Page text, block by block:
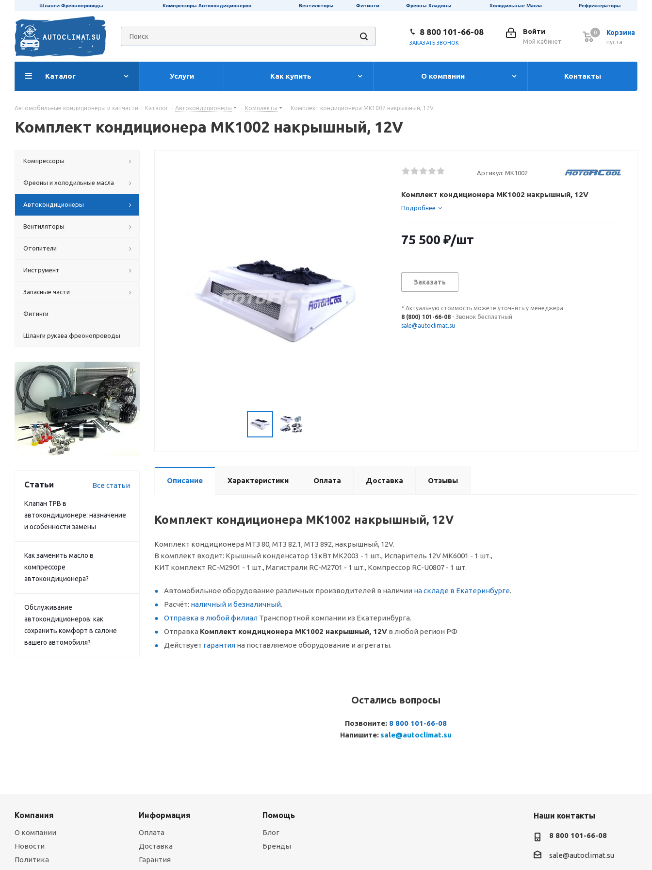
Шланги Фреонопроводы Компрессоры Автокондиционеров Вентиляторы Фитинги Фреоны Хладоны Холодильные Масла Рефрижераторы
Корзина
0
пуста
0
Войти
Мой кабинет
8 800 101-66-08
ЗАКАЗАТЬ ЗВОНОК
Каталог Услуги Как купить О компании Контакты
Автомобильные кондиционеры и запчасти - Каталог - Автокондиционеры - Комплекты - Комплект кондиционера МК1002 накрышный, 12V
Комплект кондиционера МК1002 накрышный, 12V
Артикул: МК1002
Комплект кондиционера МК1002 накрышный, 12V
Подробнее
75 500 ₽/шт
Заказать
* Актуальную стоимость можете уточнить у менеджера
8 (800) 101-66-08 - Звонок бесплатный
sale@autoclimat.su
Описание Характеристики Оплата Доставка Отзывы
Комплект кондиционера МК1002 накрышный, 12V
Комплект кондиционера МТЗ 80, МТЗ 82.1, МТЗ 892, накрышный, 12V.
В комплект входит: Крышный конденсатор 13кВт МК2003 - 1 шт., Испаритель 12V МК6001 - 1 шт.,
КИТ комплект RC-M2901 - 1 шт., Магистрали RC-M2701 - 1 шт., Компрессор RC-U0807 - 1 шт.
Автомобильное оборудование различных производителей в наличии на складе в Екатеринбурге.
Расчёт: наличный и безналичный.
Отправка в любой филиал Транспортной компании из Екатеринбурга.
Отправка Комплект кондиционера МК1002 накрышный, 12V в любой регион РФ
Действует гарантия на поставляемое оборудование и агрегаты.
Остались вопросы
Позвоните: 8 800 101-66-08
Напишите: sale@autoclimat.su
Компрессоры
Фреоны и холодильные масла
Автокондиционеры
Вентиляторы
Отопители
Инструмент
Запасные части
Фитинги
Шланги рукава фреонопроводы
Статьи Все статьи
Клапан ТРВ в
автокондиционере: назначение
и особенности замены
Как заменить масло в
компрессоре
автокондиционера?
Обслуживание
автокондиционеров: как
сохранить комфорт в салоне
вашего автомобиля?
Компания
О компании
Новости
Политика
Информация
Оплата
Доставка
Гарантия
Помощь
Блог
Бренды
Наши контакты
8 800 101-66-08
sale@autoclimat.su